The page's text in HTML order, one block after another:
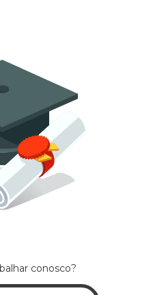
conosco?